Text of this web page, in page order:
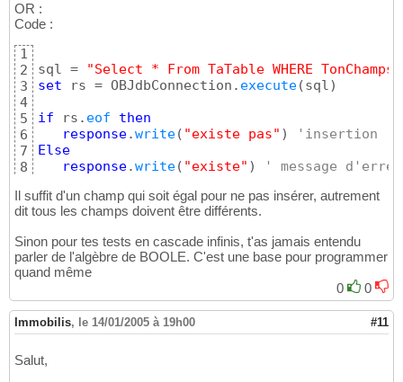
OR :
Code :
1
2
3
4
5
6
7
8
sql =
"Select * From TaTable WHERE
set rs = OBJdbConnection. execute(sql)
if rs. eof
then
response.write( "existe pas" )
'insertion
Else
response.write( "existe" )
' message
Il suffit d'un champ qui soit égal pour ne pas insérer, autrement
dit tous les champs doivent être différents.
Sinon pour tes tests en cascade infinis, t'as jamais entendu
parler de l'algèbre de BOOLE. C'est une base pour programmer
quand même
0
0
Immobilis, le 14/01/2005 à 19h00 #11
Salut,